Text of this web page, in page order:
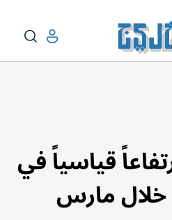
قياسياً في
خلال مارس